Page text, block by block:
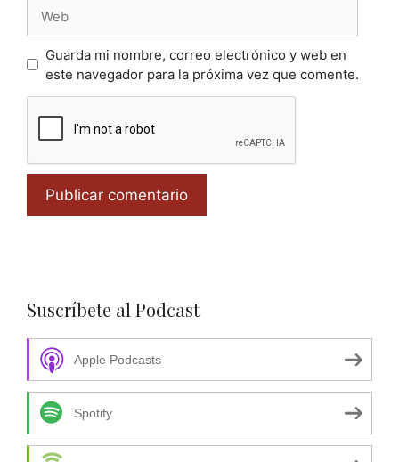
Guarda mi nombre, correo electrónico y web en
este navegador para la próxima vez que comente.
Suscríbete al Podcast
Apple Podcasts
Spotify